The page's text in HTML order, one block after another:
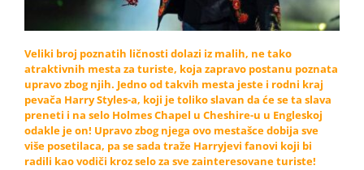
Veliki broj poznatih ličnosti dolazi iz malih, ne tako
atraktivnih mesta za turiste, koja zapravo postanu poznata
upravo zbog njih. Jedno od takvih mesta jeste i rodni kraj
pevača HarryStyles-a, koji je toliko slavan da će se ta slava
preneti i na selo Holmes Chapel u Cheshire-u u Engleskoj
odakle je on! Upravo zbog njega ovo mestašce dobija sve
više posetilaca, pa se sada traže Harryjevi fanovi koji bi
radili kao vodiči kroz selo za sve zainteresovane turiste!